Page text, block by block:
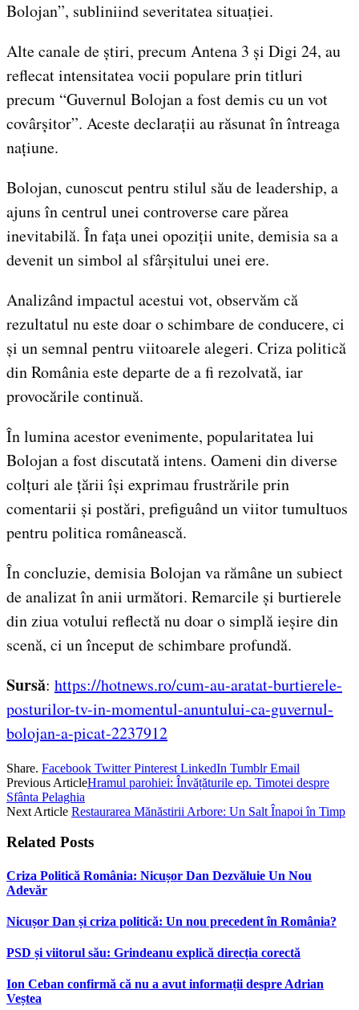
Bolojan”, subliniind severitatea situației.
Alte canale de știri, precum Antena 3 și Digi 24, au
reflecat intensitatea vocii populare prin titluri
precum “Guvernul Bolojan a fost demis cu un vot
covârșitor”. Aceste declarații au răsunat în întreaga
națiune.
Bolojan, cunoscut pentru stilul său de leadership, a
ajuns în centrul unei controverse care părea
inevitabilă. În fața unei opoziții unite, demisia sa a
devenit un simbol al sfârșitului unei ere.
Analizând impactul acestui vot, observăm că
rezultatul nu este doar o schimbare de conducere, ci
și un semnal pentru viitoarele alegeri. Criza politică
din România este departe de a fi rezolvată, iar
provocările continuă.
În lumina acestor evenimente, popularitatea lui
Bolojan a fost discutată intens. Oameni din diverse
colțuri ale țării își exprimau frustrările prin
comentarii și postări, prefiguând un viitor tumultuos
pentru politica românească.
În concluzie, demisia Bolojan va rămâne un subiect
de analizat în anii următori. Remarcile și burtierele
din ziua votului reflectă nu doar o simplă ieșire din
scenă, ci un început de schimbare profundă.
Sursă: https://hotnews.ro/cum-au-aratat-burtierele-
posturilor-tv-in-momentul-anuntului-ca-guvernul-
bolojan-a-picat-2237912
Share. Facebook Twitter Pinterest LinkedIn Tumblr Email
Previous ArticleHramul parohiei: Învățăturile ep. Timotei despre
Sfânta Pelaghia
Next Article Restaurarea Mănăstirii Arbore: Un Salt Înapoi în Timp
Related Posts
Criza Politică România: Nicușor Dan Dezvăluie Un Nou
Adevăr
Nicușor Dan și criza politică: Un nou precedent în România?
PSD și viitorul său: Grindeanu explică direcția corectă
Ion Ceban confirmă că nu a avut informații despre Adrian
Veștea